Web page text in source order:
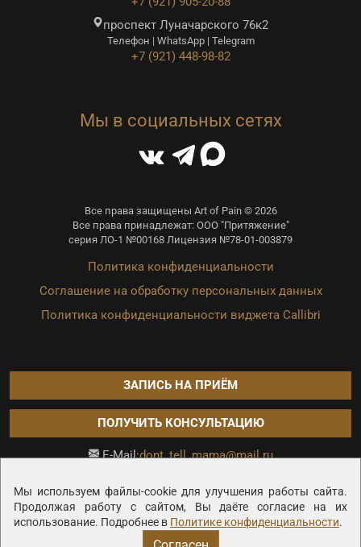
Мы используем файлы-cookie для улучшения работы сайта.
Продолжая работу с сайтом, Вы даёте согласие на их
использование. Подробнее в Политике конфиденциальности.
проспект Луначарского 76к2
Телефон | WhatsApp | Telegram
+7 (921) 448-98-82
Мы в социальных сетях
Все права защищены Art of Pain © 2026
Все права принадлежат: ООО "Притяжение"
серия ЛО-1 №00168 Лицензия №78-01-003879
Политика конфиденциальности
Соглашение на обработку персональных данных
Политика конфиденциальности виджета Callibri
ЗАПИСЬ НА ПРИЁМ
ПОЛУЧИТЬ КОНСУЛЬТАЦИЮ
E-Mail:dont_tell_mama@mail.ru